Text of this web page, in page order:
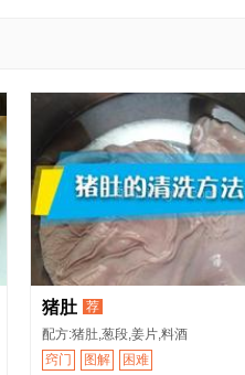
猪肚 荐
配方:猪肚,葱段,姜片,料酒
窍门
图解
困难